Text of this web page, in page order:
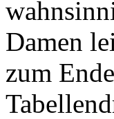
Damen
zum